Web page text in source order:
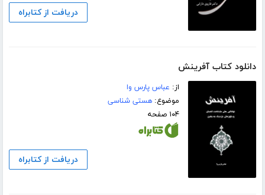
دریافت از کتابراه
دانلود کتاب آفرینش
از: عباس پارس وا
موضوع:هستی شناسی
۱۰۴ صفحه
دریافت از کتابراه